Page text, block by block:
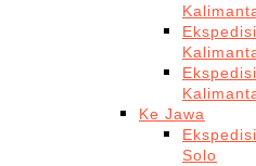
Ke Jawa
Solo